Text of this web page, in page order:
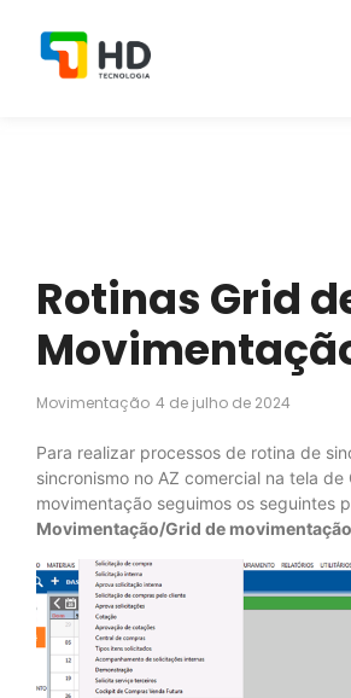
Rotinas Grid
Movimentação 4 de julho de 2024
Para realizar processos de rotina de
sincronismo no AZ comercial na tela de
movimentação seguimos os seguintes
Movimentação/Grid de